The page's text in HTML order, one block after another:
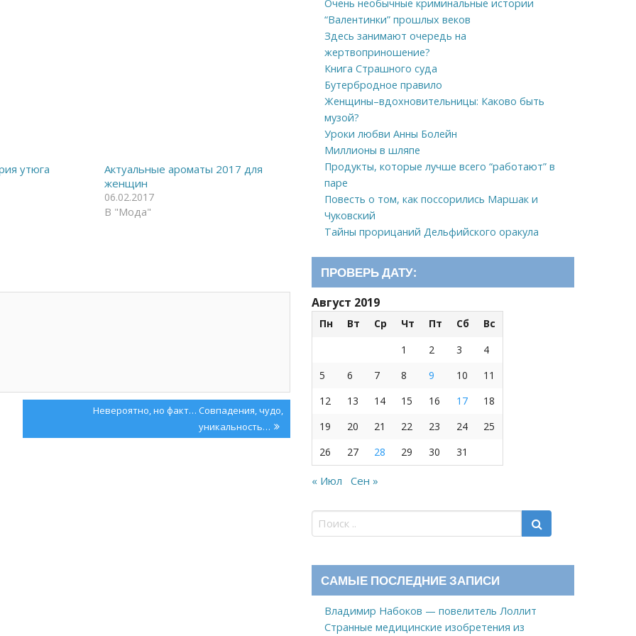
утюга
Актуальные ароматы 2017 для
женщин
06.02.2017
В "Мода"
Next
Невероятно, но факт… Совпадения, чудо,
уникальность…
Очень необычные криминальные истории
“Валентинки” прошлых веков
Здесь занимают очередь на
жертвоприношение?
Книга Страшного суда
Бутербродное правило
Женщины–вдохновительницы: Каково быть
музой?
Уроки любви Анны Болейн
Миллионы в шляпе
Продукты, которые лучше всего “работают” в
паре
Повесть о том, как поссорились Маршак и
Чуковский
Тайны прорицаний Дельфийского оракула
ПРОВЕРЬ ДАТУ:
Август 2019
Пн Вт Ср Чт Пт Сб
Вс
1
2 3
4
5
6 7 8 9 10
11
12
13 14 15 16 17
18
19
20 21 22 23 24
25
26
27 28 29 30 31
« Июл Сен »
САМЫЕ ПОСЛЕДНИЕ ЗАПИСИ
Владимир Набоков — повелитель Лоллит
Странные медицинские изобретения из